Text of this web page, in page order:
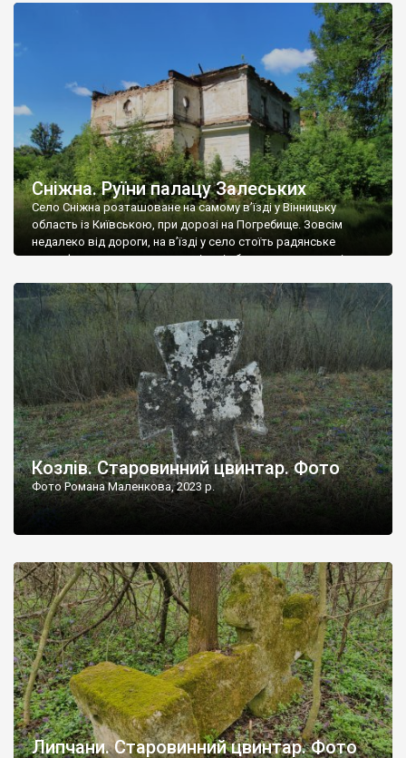
Наддністрянське відрізняється від більшості навколишніх
сіл. У селі є мурована Михайлівська церква. Точної дати […]
Сніжна. Руїни палацу Залеських
Село Сніжна розташоване на самому в’їзді у Вінницьку
область із Київською, при дорозі на Погребище. Зовсім
недалеко від дороги, на в’їзді у село стоїть радянське
рельєфне пано, яке показує жінку і яблуню, а трохи далі, десь
не видно, але видно дві стареньких колії у траві – […]
Козлів. Старовинний цвинтар. Фото
Фото Романа Маленкова, 2023 р.
Липчани. Старовинний цвинтар. Фото